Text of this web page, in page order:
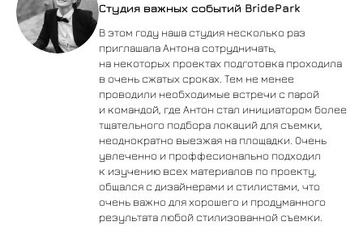
Студия важных событий BridePark
В этом году наша студия несколько раз
приглашала Антона сотрудничать,
на некоторых проектах подготовка проходила
в очень сжатых сроках. Тем не менее
проводили необходимые встречи с парой
и командой, где Антон стал инициатором более
тщательного подбора локаций для съемки,
неоднократно выезжая на площадки. Очень
увлеченно и проффесионально подходил
к изучению всех материалов по проекту,
общался с дизайнерами и стилистами, что
очень важно для хорошего и продуманного
результата любой стилизованной съемки.